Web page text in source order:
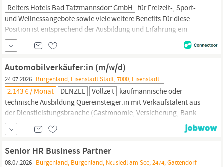
Reiters Hotels Bad Tatzmannsdorf GmbH für Freizeit-, Sport-
und Wellnessangebote sowie viele weitere Benefits Für diese
Position ist entsprechend der Ausbildung und Erfahrung ein
Bruttoentgelt laut Kollektivvertrag Hotellerie und
Gastronomie
vorgesehen. Je nach Qualifikation und Berufserfahrung besteht
die Bereitschaft zur Überzahlung. Für diese Position ist
entsprechend der Ausbildung und
Automobilverkäufer:in (m/w/d)
24.07.2026 Burgenland, Eisenstadt Stadt, 7000, Eisenstadt
2.143 € / Monat DENZEL Vollzeit kaufmännische oder
technische Ausbildung Quereinsteiger:in mit Verkaufstalent aus
der Dienstleistungsbranche (Gastronomie, Versicherung, Bank
etc.) willkommen Berufserfahrung in der Automobilbranche von
Vorteil Kommunikationsstarke & zielorientierte Persönlichkeit mit
Hohe Kunden- und...
Senior HR Business Partner
08.07.2026 Burgenland, Burgenland, Neusiedl am See, 2474, Gattendorf